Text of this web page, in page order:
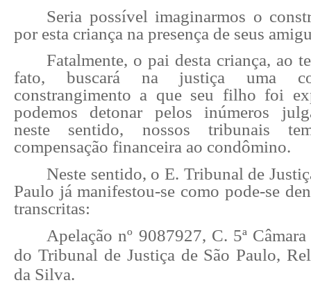
Seria possível imaginarmos o
por esta criança na presença de seus
Fatalmente, o pai desta criança, ao
fato, buscará na justiça uma
constrangimento a que seu filho foi
podemos detonar pelos inúmeros
neste sentido, nossos tribunais
compensação financeira ao condômino.
Neste sentido, o E. Tribunal de
Paulo já manifestou-se como pode-se
transcritas:
Apelação nº 9087927, C. 5ª
do Tribunal de Justiça de São Paulo,
da Silva.